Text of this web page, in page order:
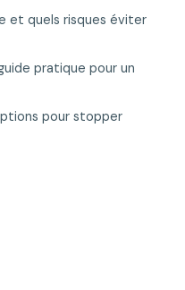
et quels risques éviter
pratique pour un
pour stopper